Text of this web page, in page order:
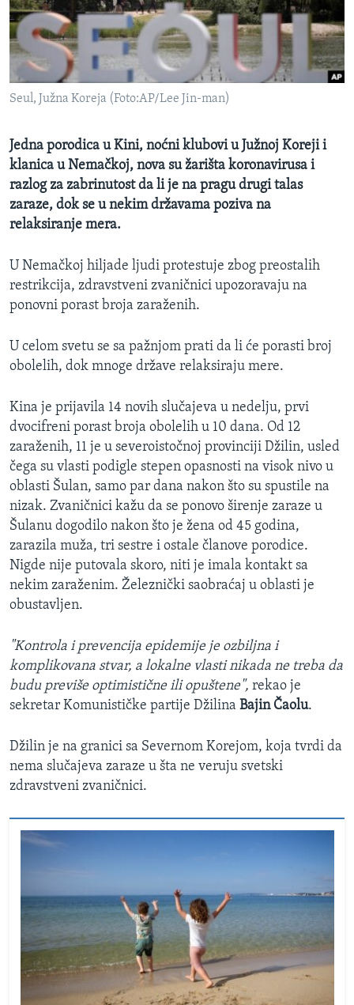
SPORT
INTERVJU
Seul, Južna Koreja (Foto:AP/Lee Jin-man)
Jedna porodica u Kini, noćni klubovi u Južnoj Koreji i
klanica u Nemačkoj, nova su žarišta koronavirusa i
razlog za zabrinutost da li je na pragu drugi talas
zaraze, dok se u nekim državama poziva na
relaksiranje mera.
U Nemačkoj hiljade ljudi protestuje zbog preostalih
restrikcija, zdravstveni zvaničnici upozoravaju na
ponovni porast broja zaraženih.
U celom svetu se sa pažnjom prati da li će porasti broj
obolelih, dok mnoge države relaksiraju mere.
Kina je prijavila 14 novih slučajeva u nedelju, prvi
dvocifreni porast broja obolelih u 10 dana. Od 12
zaraženih, 11 je u severoistočnoj provinciji Džilin, usled
čega su vlasti podigle stepen opasnosti na visok nivo u
oblasti Šulan, samo par dana nakon što su spustile na
nizak. Zvaničnici kažu da se ponovo širenje zaraze u
Šulanu dogodilo nakon što je žena od 45 godina,
zarazila muža, tri sestre i ostale članove porodice.
Nigde nije putovala skoro, niti je imala kontakt sa
nekim zaraženim. Železnički saobraćaj u oblasti je
obustavljen.
"Kontrola i prevencija epidemije je ozbiljna i
komplikovana stvar, a lokalne vlasti nikada ne treba da
budu previše optimistične ili opuštene", rekao je
sekretar Komunističke partije Džilina Bajin Čaolu.
Džilin je na granici sa Severnom Korejom, koja tvrdi da
nema slučajeva zaraze u šta ne veruju svetski
zdravstveni zvaničnici.